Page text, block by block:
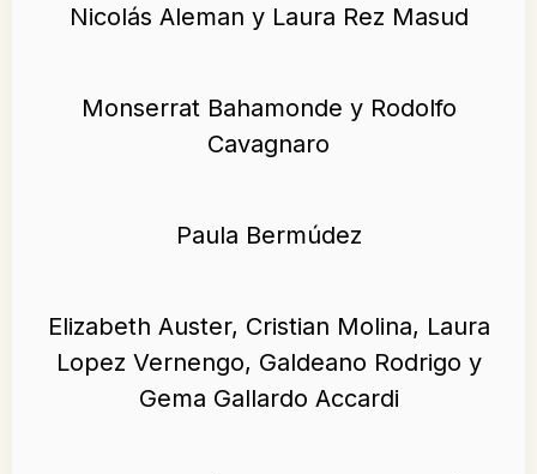
Nicolás Aleman y Laura Rez Masud
Monserrat Bahamonde y Rodolfo
Cavagnaro
Paula Bermúdez
Elizabeth Auster, Cristian Molina, Laura
Lopez Vernengo, Galdeano Rodrigo y
Gema Gallardo Accardi